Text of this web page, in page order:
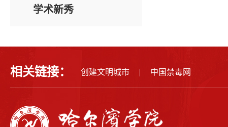
学术新秀
相关链接： 创建文明城市 | 中国禁毒网